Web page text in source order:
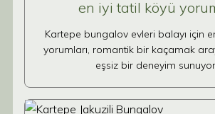
en iyi tatil köyü
Kartepe bungalov evleri balayı için
yorumları, romantik bir kaçamak
eşsiz bir deneyim